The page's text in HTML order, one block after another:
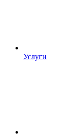
Услуги